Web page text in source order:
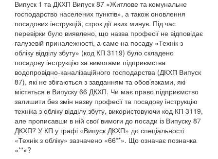
Випуск 1 та ДКХП Випуск 87 «Житлове та комунальне
господарство населених пунктів», а також оновлення
посадових інструкцій, строк дії яких минув. Під час
перевірки було виявлено, що назва професії не відповідає
галузевій приналежності, а саме на посаду «Технік з
обліку відділу збуту» (код КП 3119) було складено
посадову інструкцію за вимогами підприємства
водопровідно-каналізаційного господарства (ДКХП Випуск
87), які не збігаються з завданням та обов’язками, які
містяться в Випуску 66 ДКХП. Чи має право підприємство
залишити без змін назву професії та посадову інструкцію
техніка з обліку відділу збуту, використовуючи код КП 3119,
але прописавши в ній свої вимоги до посади із Випуску 87
ДКХП? У КП у графі «Випуск ДКХП» до спеціальності
«Технік з обліку» зазначено «66**». Що означає позначка
«**»?